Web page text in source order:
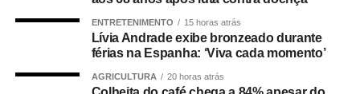
teria se beneficiado de decisões administrativas tomadas
enquanto ainda ocupava o cargo de secretária.
Prefeitura nega irregularidades
ENTRETENIMENTO 15 horas atrás
Lívia Andrade exibe bronzeado durante
férias na Espanha: ‘Viva cada momento’
AGRICULTURA 20 horas atrás